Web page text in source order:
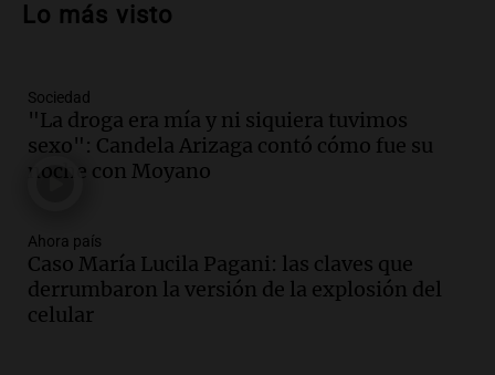
la soberanía digital en Argentina
Audio.
de semana helado y ciudadanos
marchan contra reforma de tierras
Panorama Federal
Audio.
El "Mono" de Kapanga
adelantó su show en Rosario.
Viva la Radio Rosario
Episodios
Lo más visto
Sociedad
"La droga era mía y ni siquiera tuvimos
sexo": Candela Arizaga contó cómo fue su
noche con Moyano
Ahora país
Caso María Lucila Pagani: las claves que
derrumbaron la versión de la explosión del
celular